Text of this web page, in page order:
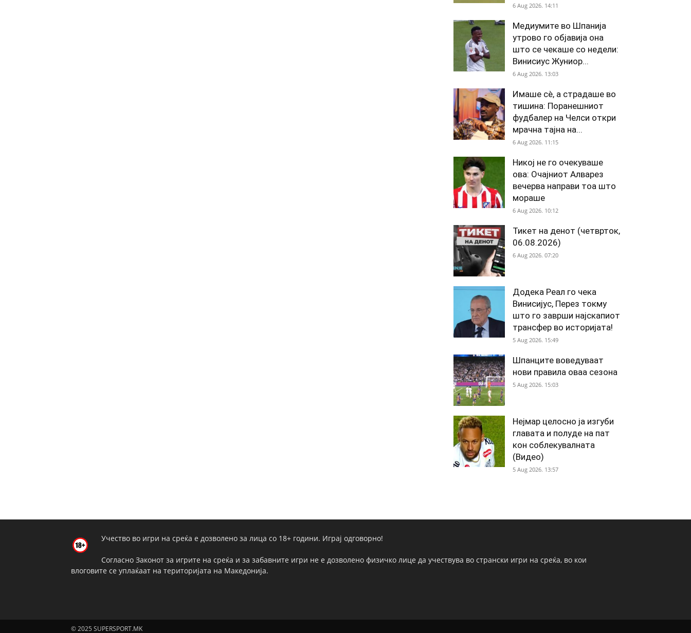
6 Aug 2026. 14:11
Медиумите во Шпанија
утрово го објавија она
што се чекаше со недели:
Винисиус Жуниор...
6 Aug 2026. 13:03
Имаше сè, а страдаше во
тишина: Поранешниот
фудбалер на Челси откри
мрачна тајна на...
6 Aug 2026. 11:15
Никој не го очекуваше
ова: Очајниот Алварез
вечерва направи тоа што
мораше
6 Aug 2026. 10:12
Тикет на денот (четврток,
06.08.2026)
6 Aug 2026. 07:20
Додека Реал го чека
Винисијус, Перез токму
што го заврши најскапиот
трансфер во историјата!
5 Aug 2026. 15:49
Шпанците воведуваат
нови правила оваа сезона
5 Aug 2026. 15:03
Нејмар целосно ја изгуби
главата и полуде на пат
кон соблекувалната
(Видео)
5 Aug 2026. 13:57
Учество во игри на среќа е дозволено за лица со 18+ години. Играј одговорно!
Согласно Законот за игрите на среќа и за забавните игри не е дозволено физичко лице да учествува во странски игри на среќа, во кои
влоговите се уплаќаат на територијата на Македонија.
© 2025 SUPERSPORT.MK